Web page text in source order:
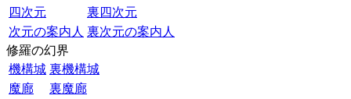
四次元
裏四次元
次元の案内人 裏次元の案内人
修羅の幻界
機構城 裏機構城
魔廊
裏魔廊